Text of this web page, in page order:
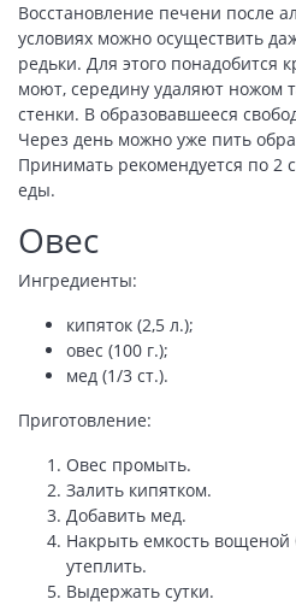
Восстановление печени после
условиях можно осуществить
редьки. Для этого понадобится
моют, середину удаляют ножом
стенки. В образовавшееся
Через день можно уже пить
Принимать рекомендуется по 2
еды.
Овес
Ингредиенты:
кипяток (2,5 л.);
овес (100 г.);
мед (1/3 ст.).
Приготовление:
Овес промыть.
Залить кипятком.
Добавить мед.
Накрыть емкость
утеплить.
Выдержать сутки.